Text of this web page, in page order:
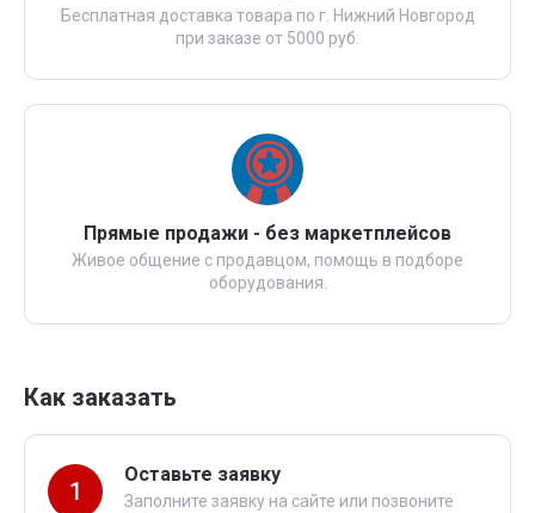
Бесплатная доставка товара по г. Нижний Новгород
при заказе от 5000 руб.
Прямые продажи - без маркетплейсов
Живое общение с продавцом, помощь в подборе
оборудования.
Как заказать
1
Оставьте заявку
Заполните заявку на сайте или позвоните